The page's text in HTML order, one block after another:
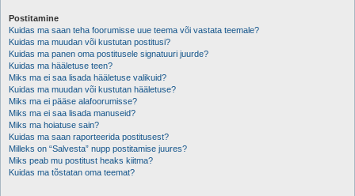
Postitamine
Kuidas ma saan teha foorumisse uue teema või vastata teemale?
Kuidas ma muudan või kustutan postitusi?
Kuidas ma panen oma postitusele signatuuri juurde?
Kuidas ma hääletuse teen?
Miks ma ei saa lisada hääletuse valikuid?
Kuidas ma muudan või kustutan hääletuse?
Miks ma ei pääse alafoorumisse?
Miks ma ei saa lisada manuseid?
Miks ma hoiatuse sain?
Kuidas ma saan raporteerida postitusest?
Milleks on “Salvesta” nupp postitamise juures?
Miks peab mu postitust heaks kiitma?
Kuidas ma tõstatan oma teemat?